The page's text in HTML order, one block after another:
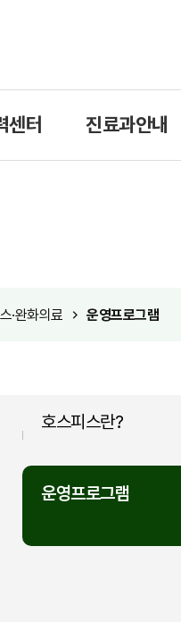
센터 진료과안내
·완화의료 운영프로그램
호스피스란?
운영프로그램